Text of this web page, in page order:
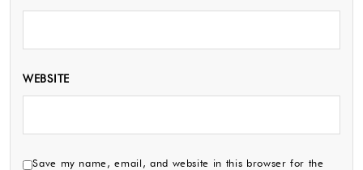
WEBSITE
Save my name, email, and website in this browser for the